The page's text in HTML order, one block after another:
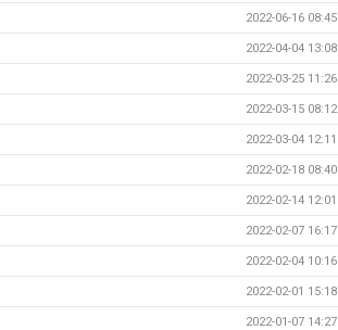
2022-06-16 08:45
2022-04-04 13:08
2022-03-25 11:26
2022-03-15 08:12
2022-03-04 12:11
2022-02-18 08:40
2022-02-14 12:01
2022-02-07 16:17
2022-02-04 10:16
2022-02-01 15:18
2022-01-07 14:27